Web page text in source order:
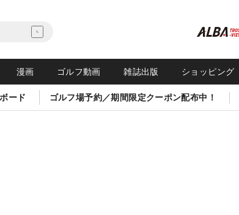
漫画 ゴルフ動画 雑誌出版 ショッピング
ード ゴルフ場予約／期間限定クーポン配布中！